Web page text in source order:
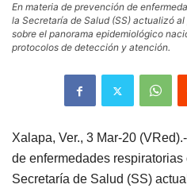
En materia de prevención de
la Secretaría de Salud (SS) actualizó
sobre el panorama epidemiológico
protocolos de detección y atención.
Xalapa, Ver., 3 Mar-20
de enfermedades
Secretaría de Salud (SS)